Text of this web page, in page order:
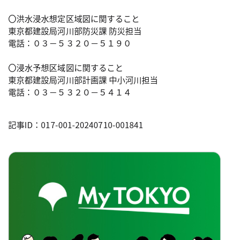
〇洪水浸水想定区域図に関すること
東京都建設局河川部防災課 防災担当
電話：０３－５３２０－５１９０
〇浸水予想区域図に関すること
東京都建設局河川部計画課 中小河川担当
電話：０３－５３２０－５４１４
記事ID：017-001-20240710-001841